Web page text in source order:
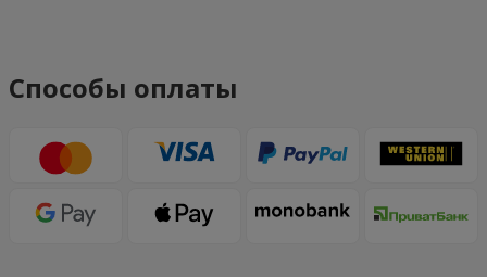
Способы оплаты